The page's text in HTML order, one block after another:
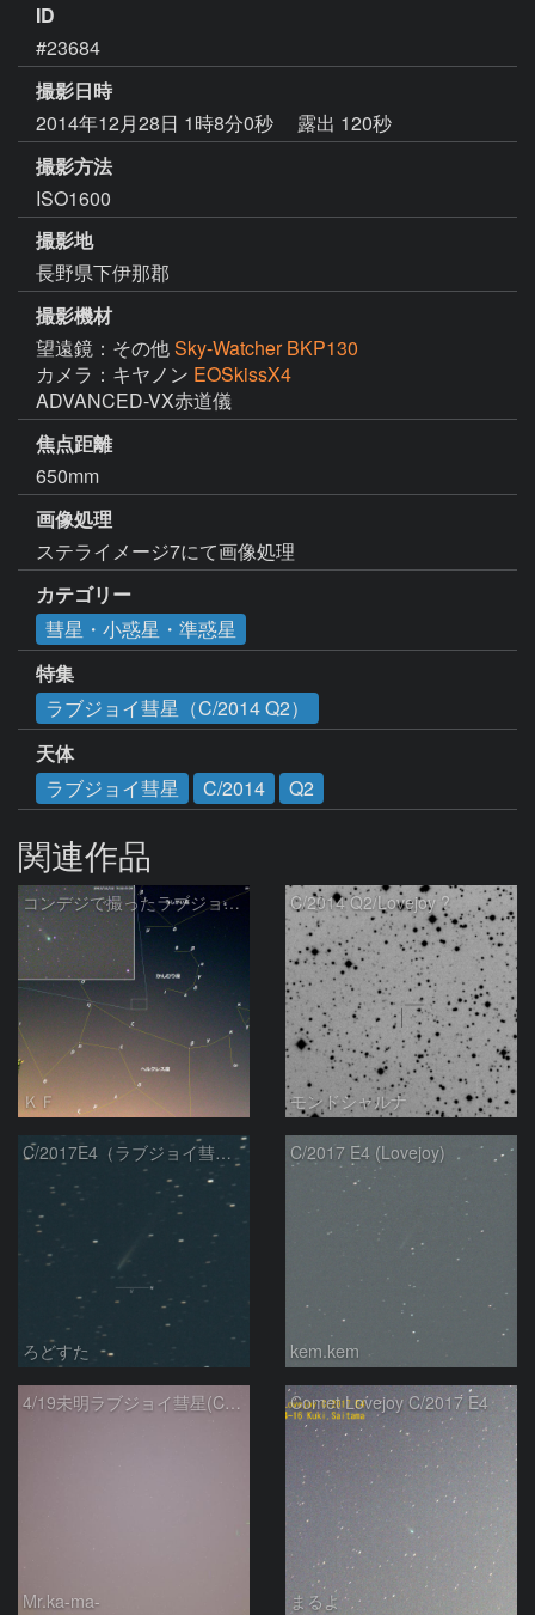
ID
#23684
撮影日時
2014年12月28日 1時8分0秒
露出 120秒
撮影方法
ISO1600
撮影地
長野県下伊那郡
撮影機材
望遠鏡：その他Sky-Watcher BKP130
カメラ：キヤノン EOSkissX4
ADVANCED-VX赤道儀
焦点距離
650mm
画像処理
ステライメージ7にて画像処理
カテゴリー
彗星・小惑星・準惑星
特集
ラブジョイ彗星（C/2014 Q2）
天体
ラブジョイ彗星
C/2014 Q2
関連作品
コンデジで撮ったラブジョイ彗星（3）
ＫＦ
C/2014 Q2/Lovejoy ?
モンドシャルナ
C/2017E4（ラブジョイ彗星）
ろどすた
C/2017 E4 (Lovejoy)
kem.kem
4/19未明ラブジョイ彗星(C/2017E4)とM31
Mr.ka-ma-
Comet Lovejoy C/2017 E4
まるよ